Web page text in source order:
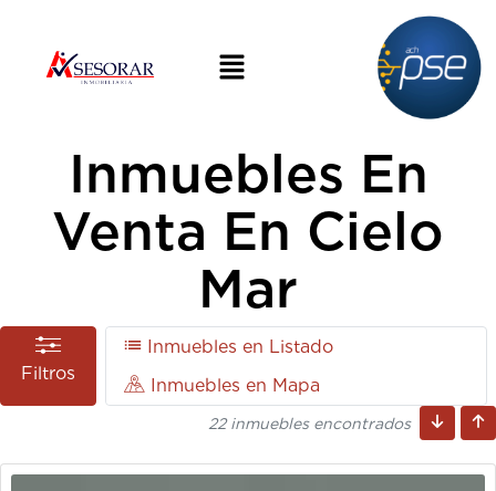
Inmuebles En
Venta En Cielo
Mar
Filtros
Inmuebles en Listado
Inmuebles en Mapa
22 inmuebles encontrados